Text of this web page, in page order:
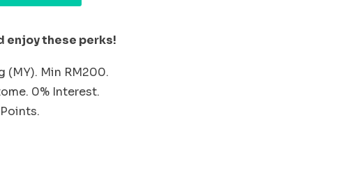
enjoy these perks!
(MY). Min RM200.
0% Interest.